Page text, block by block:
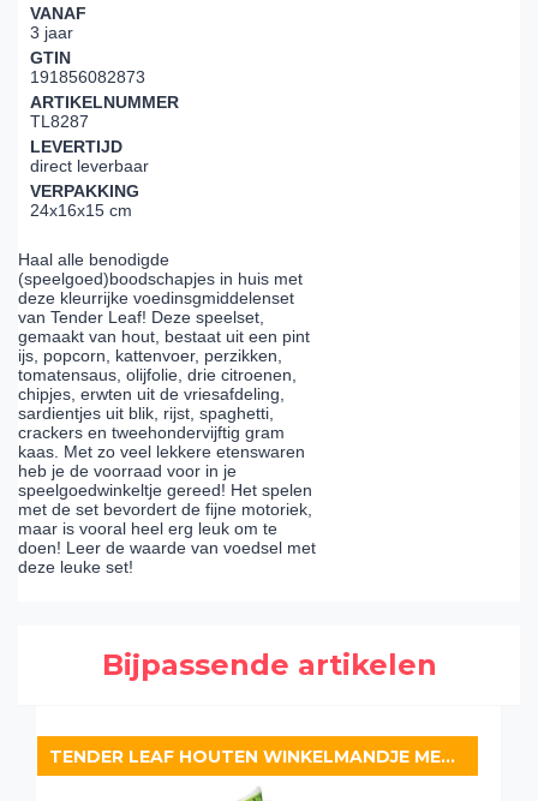
VANAF
3 jaar
GTIN
191856082873
ARTIKELNUMMER
TL8287
LEVERTIJD
direct leverbaar
VERPAKKING
24x16x15 cm
Haal alle benodigde
(speelgoed)boodschapjes in huis met
deze kleurrijke voedinsgmiddelenset
van Tender Leaf! Deze speelset,
gemaakt van hout, bestaat uit een pint
ijs, popcorn, kattenvoer, perzikken,
tomatensaus, olijfolie, drie citroenen,
chipjes, erwten uit de vriesafdeling,
sardientjes uit blik, rijst, spaghetti,
crackers en tweehondervijftig gram
kaas. Met zo veel lekkere etenswaren
heb je de voorraad voor in je
speelgoedwinkeltje gereed! Het spelen
met de set bevordert de fijne motoriek,
maar is vooral heel erg leuk om te
doen! Leer de waarde van voedsel met
deze leuke set!
Bijpassende artikelen
TENDER LEAF HOUTEN WINKELMANDJE MET BOODSCHAPPEN